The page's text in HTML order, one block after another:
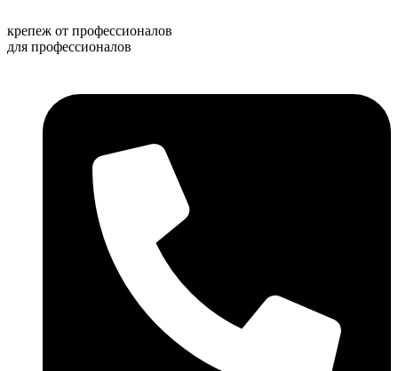
к
содержимому
крепеж от профессионалов
для профессионалов